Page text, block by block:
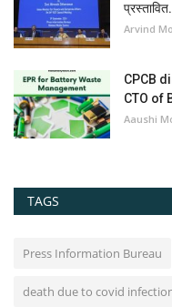
Arvind
CPCB
CTO of
Aaushi
TAGS
Press Information Bureau
death due to covid